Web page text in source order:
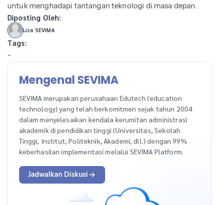
untuk menghadapi tantangan teknologi di masa depan.
Diposting Oleh:
Liza SEVIMA
Tags:
-
Mengenal SEVIMA
SEVIMA merupakan perusahaan Edutech (education
technology) yang telah berkomitmen sejak tahun 2004
dalam menyelesaikan kendala kerumitan administrasi
akademik di pendidikan tinggi (Universitas, Sekolah
Tinggi, Institut, Politeknik, Akademi, dll.) dengan 99%
keberhasilan implementasi melalui SEVIMA Platform.
Jadwalkan Diskusi